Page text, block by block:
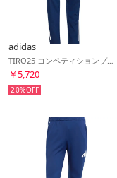
adidas
TIRO25 コンペティションプレゼンテーションパンツ(チームネイビーブルー)
￥5,720
20%